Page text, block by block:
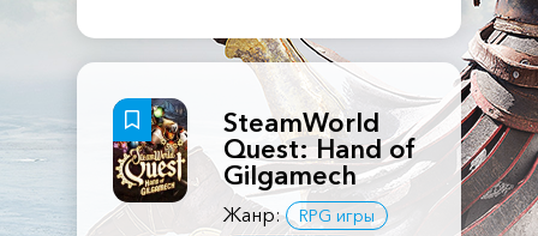
SteamWorld
Quest: Hand of
Gilgamech
Жанр:
RPG игры